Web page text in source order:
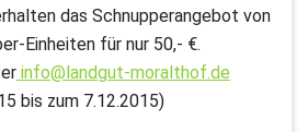
das Schnupperangebot von
Einheiten für nur 50,- €.
info@landgut-moralthof.de
bis zum 7.12.2015)